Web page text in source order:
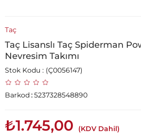
Taç
Taç Lisanslı Taç Spiderman
Nevresim Takımı
Stok Kodu (Ç0056147)
Barkod:5237328548890
₺1.745,00 (KDV Dahil)